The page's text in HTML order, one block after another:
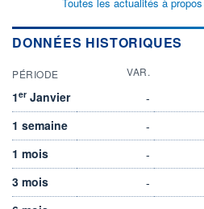
DONNÉES HISTORIQUES
PÉRIODE VAR.
1er Janvier -
1 semaine
-
1 mois
-
3 mois
-